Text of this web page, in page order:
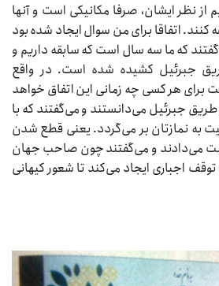
از نظر ایشان، صرفا مکانیکی است و آنها
کنند. اتفاقا برای من سوال ایجاد شده بود
که ما سه سال است که سابقه داریم و
جبرئیل کشیده شده است. در واقع
هر کسی چه زمانی این اتفاق خواهد
طریق جبرئیل می‌دانستند و می‌گفتند که با
به نمازتان بر می‌گردد. یعنی قطع شدن
می‌دادند و می‌گفتند چون صاحب جهان
اجباری ایجاد می‌کند تا شعور کیهانی